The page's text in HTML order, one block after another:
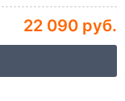
22 090 руб.